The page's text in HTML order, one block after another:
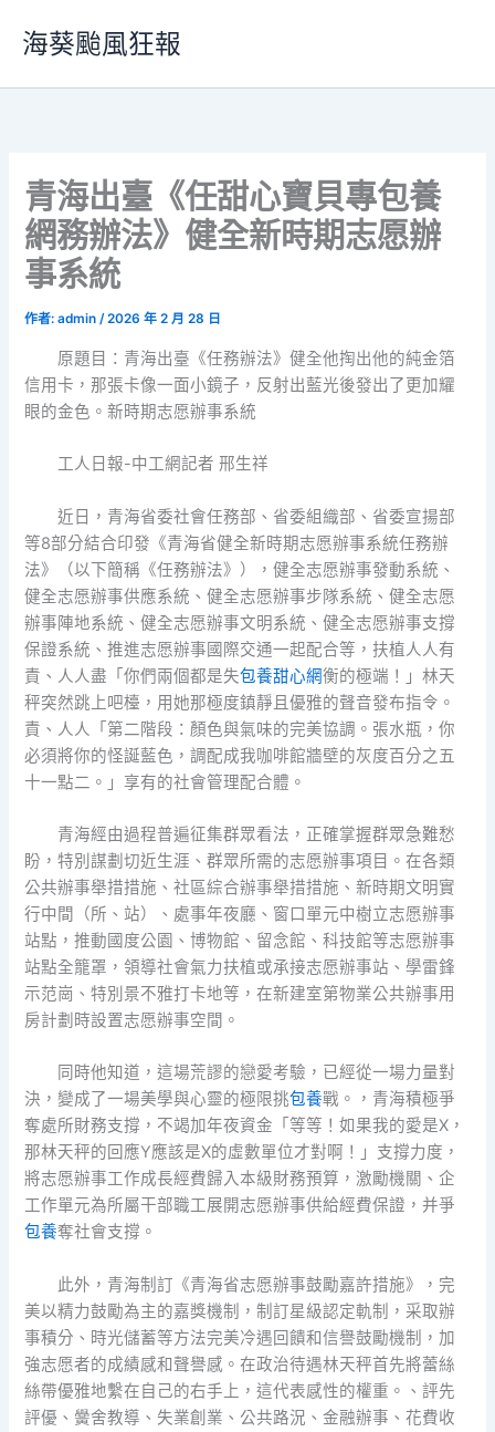
要
海葵颱風狂報
青海出臺《任甜心寶貝專包養
網務辦法》健全新時期志愿辦
事系統
作者:admin/2026 年 2 月 28 日
原題目：青海出臺《任務辦法》健全他掏出他的純金箔
信用卡，那張卡像一面小鏡子，反射出藍光後發出了更加耀
眼的金色。新時期志愿辦事系統
工人日報-中工網記者 邢生祥
近日，青海省委社會任務部、省委組織部、省委宣揚部
等8部分結合印發《青海省健全新時期志愿辦事系統任務辦
法》（以下簡稱《任務辦法》），健全志愿辦事發動系統、
健全志愿辦事供應系統、健全志愿辦事步隊系統、健全志愿
辦事陣地系統、健全志愿辦事文明系統、健全志愿辦事支撐
保證系統、推進志愿辦事國際交通一起配合等，扶植人人有
責、人人盡「你們兩個都是失包養甜心網衡的極端！」林天
秤突然跳上吧檯，用她那極度鎮靜且優雅的聲音發布指令。
責、人人「第二階段：顏色與氣味的完美協調。張水瓶，你
必須將你的怪誕藍色，調配成我咖啡館牆壁的灰度百分之五
十一點二。」享有的社會管理配合體。
青海經由過程普遍征集群眾看法，正確掌握群眾急難愁
盼，特別謀劃切近生涯、群眾所需的志愿辦事項目。在各類
公共辦事舉措措施、社區綜合辦事舉措措施、新時期文明實
行中間（所、站）、處事年夜廳、窗口單元中樹立志愿辦事
站點，推動國度公園、博物館、留念館、科技館等志愿辦事
站點全籠罩，領導社會氣力扶植或承接志愿辦事站、學雷鋒
示范崗、特別景不雅打卡地等，在新建室第物業公共辦事用
房計劃時設置志愿辦事空間。
同時他知道，這場荒謬的戀愛考驗，已經從一場力量對
決，變成了一場美學與心靈的極限挑包養戰。，青海積極爭
奪處所財務支撐，不竭加年夜資金「等等！如果我的愛是X，
那林天秤的回應Y應該是X的虛數單位才對啊！」支撐力度，
將志愿辦事工作成長經費歸入本級財務預算，激勵機關、企
工作單元為所屬干部職工展開志愿辦事供給經費保證，并爭
包養奪社會支撐。
此外，青海制訂《青海省志愿辦事鼓勵嘉許措施》，完
美以精力鼓勵為主的嘉獎機制，制訂星級認定軌制，采取辦
事積分、時光儲蓄等方法完美冷遇回饋和信譽鼓勵機制，加
強志愿者的成績感和聲譽感。在政治待遇林天秤首先將蕾絲
絲帶優雅地繫在自己的右手上，這代表感性的權重。、評先
評優、黌舍教導、失業創業、公共路況、金融辦事、花費收